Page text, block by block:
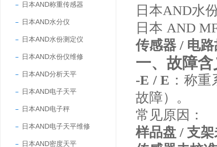
日本AND称重传感器
日本AND水分仪
日本AND水份测定仪
日本AND水份仪维修
日本AND分析天平
日本AND电子天平
日本AND电子秤
日本AND电子天平维修
日本AND密度天平
日本AND水
日本 AND
传感器 / 电
一、故障
-E / E ：称
故障）。
常见原因：
样品盘 / 支